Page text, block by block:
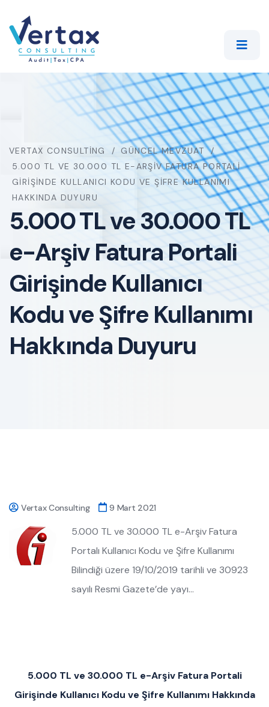
VERTAX CONSULTING
GÜNCEL MEVZUAT
5.000 TL VE 30.000 TL E-ARŞIV FATURA PORTALI
GIRIŞINDE KULLANICI KODU VE ŞIFRE KULLANIMI
HAKKINDA DUYURU
5.000 TL ve 30.000 TL
e-Arşiv Fatura Portali
Girişinde Kullanıcı
Kodu ve Şifre Kullanımı
Hakkında Duyuru
Vertax Consulting 9 Mart 2021
5.000 TL ve 30.000 TL e-Arşiv Fatura
Portalı Kullanıcı Kodu ve Şifre Kullanımı
Bilindiği üzere 19/10/2019 tarihli ve 30923
sayılı Resmi Gazete’de yayı…
5.000 TL ve 30.000 TL e-Arşiv Fatura Portali
Girişinde Kullanıcı Kodu ve Şifre Kullanımı Hakkında